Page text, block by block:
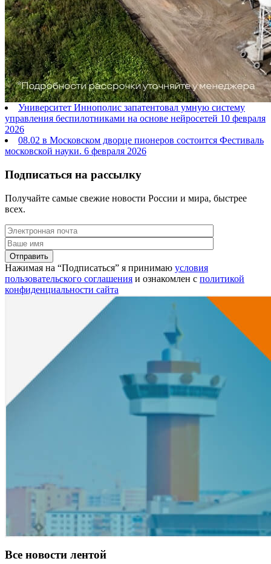
Университет Иннополис запатентовал умную систему
управления беспилотниками на основе нейросетей 10 февраля
2026
08.02 в Московском дворце пионеров состоится Фестиваль
московской науки. 6 февраля 2026
Подписаться на рассылку
Получайте самые свежие новости России и мира, быстрее
всех.
Нажимая на “Подписаться” я принимаю условия
пользовательского соглашения и ознакомлен с политикой
конфиденциальности сайта
Все новости лентой